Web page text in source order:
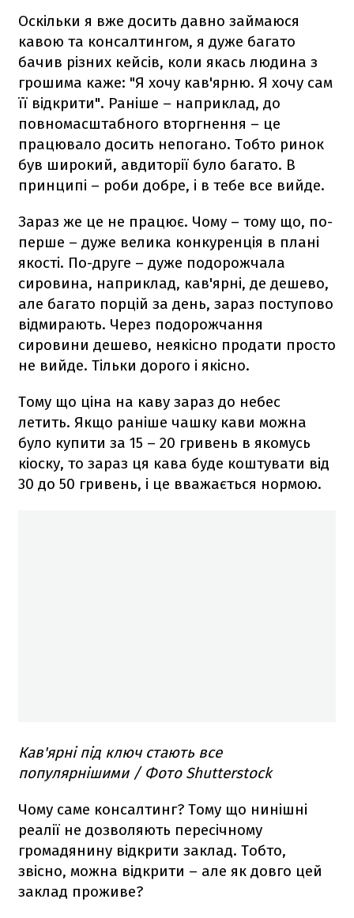
Оскільки я вже досить давно займаюся
кавою та консалтингом, я дуже багато
бачив різних кейсів, коли якась людина з
грошима каже: "Я хочу кав'ярню. Я хочу сам
її відкрити". Раніше – наприклад, до
повномасштабного вторгнення – це
працювало досить непогано. Тобто ринок
був широкий, авдиторії було багато. В
принципі – роби добре, і в тебе все вийде.
Зараз же це не працює. Чому – тому що, по-
перше – дуже велика конкуренція в плані
якості. По-друге – дуже подорожчала
сировина, наприклад, кав'ярні, де дешево,
але багато порцій за день, зараз поступово
відмирають. Через подорожчання
сировини дешево, неякісно продати просто
не вийде. Тільки дорого і якісно.
Тому що ціна на каву зараз до небес
летить. Якщо раніше чашку кави можна
було купити за 15 – 20 гривень в якомусь
кіоску, то зараз ця кава буде коштувати від
30 до 50 гривень, і це вважається нормою.
Кав'ярні під ключ стають все
популярнішими / Фото Shutterstock
Чому саме консалтинг? Тому що нинішні
реалії не дозволяють пересічному
громадянину відкрити заклад. Тобто,
звісно, можна відкрити – але як довго цей
заклад проживе?